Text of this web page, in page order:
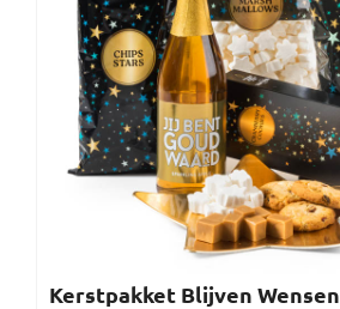
Kerstpakket Blijven Wensen